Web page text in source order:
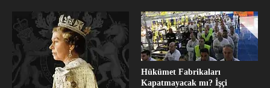
Hükümet Fabrikaları
Kapatmayacak mı? İşçi